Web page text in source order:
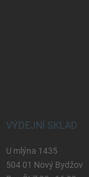
VÝDEJNÍ SKLAD
U mlýna 1435
504 01 Nový Bydžov